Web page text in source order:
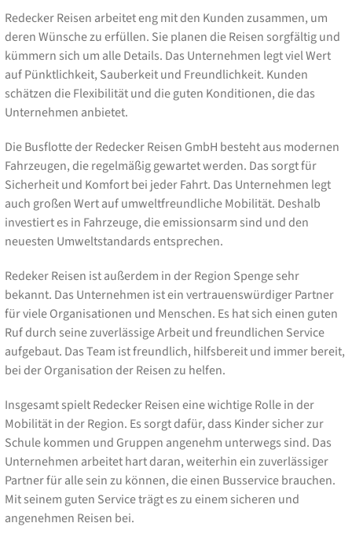
Redecker Reisen arbeitet eng mit den Kunden zusammen, um
deren Wünsche zu erfüllen. Sie planen die Reisen sorgfältig und
kümmern sich um alle Details. Das Unternehmen legt viel Wert
auf Pünktlichkeit, Sauberkeit und Freundlichkeit. Kunden
schätzen die Flexibilität und die guten Konditionen, die das
Unternehmen anbietet.
Die Busflotte der Redecker Reisen GmbH besteht aus modernen
Fahrzeugen, die regelmäßig gewartet werden. Das sorgt für
Sicherheit und Komfort bei jeder Fahrt. Das Unternehmen legt
auch großen Wert auf umweltfreundliche Mobilität. Deshalb
investiert es in Fahrzeuge, die emissionsarm sind und den
neuesten Umweltstandards entsprechen.
Redeker Reisen ist außerdem in der Region Spenge sehr
bekannt. Das Unternehmen ist ein vertrauenswürdiger Partner
für viele Organisationen und Menschen. Es hat sich einen guten
Ruf durch seine zuverlässige Arbeit und freundlichen Service
aufgebaut. Das Team ist freundlich, hilfsbereit und immer bereit,
bei der Organisation der Reisen zu helfen.
Insgesamt spielt Redecker Reisen eine wichtige Rolle in der
Mobilität in der Region. Es sorgt dafür, dass Kinder sicher zur
Schule kommen und Gruppen angenehm unterwegs sind. Das
Unternehmen arbeitet hart daran, weiterhin ein zuverlässiger
Partner für alle sein zu können, die einen Busservice brauchen.
Mit seinem guten Service trägt es zu einem sicheren und
angenehmen Reisen bei.